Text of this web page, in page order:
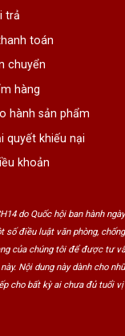
trả
toán
chuyển
hàng
hành sản phẩm
quyết khiếu nại
khoản
do Quốc hội ban hành
điều luật văn phòng,
của chúng tôi để được tư
Nội dung này dành cho
cho bất kỳ ai chưa đủ tuổi